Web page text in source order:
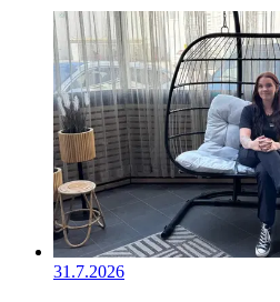
31.7.2026